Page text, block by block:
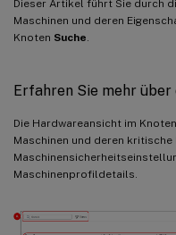
Dieser Artikel führt Sie durch
Maschinen und deren
Knoten Suche
Erfahren Sie mehr
Die Hardwareansicht im Knoten
Maschinen und deren
Maschinenprofildetails.